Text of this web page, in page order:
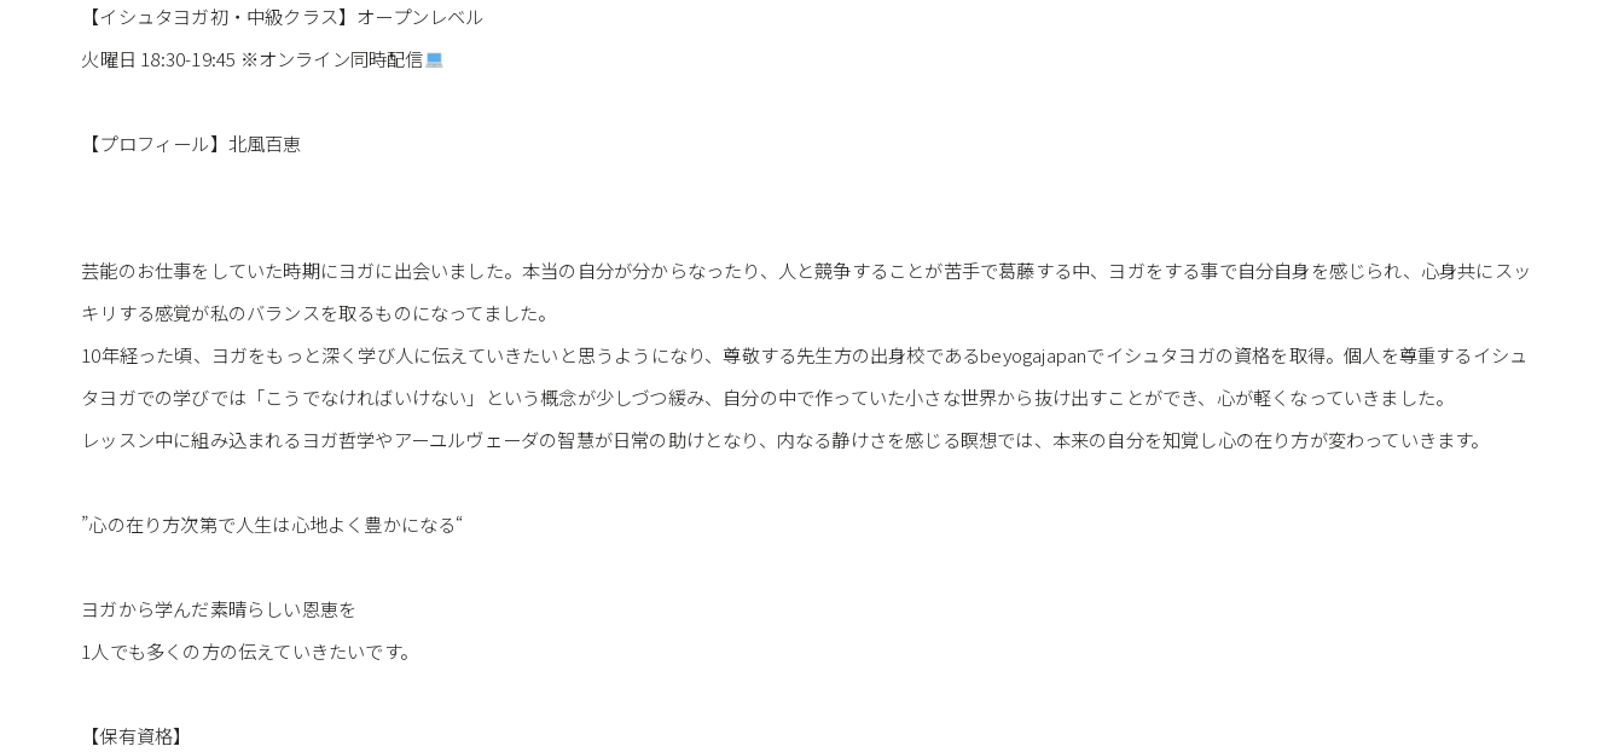
【イシュタヨガ初・中級クラス】オープンレベル
⁡火曜日 18:30-19:45 ※オンライン同時配信
【プロフィール】北風百恵
芸能のお仕事をしていた時期にヨガに出会いました。本当の自分が分からなったり、人と競争することが苦手で葛藤する中、ヨガをする事で自分自身を感じられ、心身共にスッ
キリする感覚が私のバランスを取るものになってました。
10年経った頃、ヨガをもっと深く学び人に伝えていきたいと思うようになり、尊敬する先生方の出身校であるbeyogajapanでイシュタヨガの資格を取得。個人を尊重するイシュ
タヨガでの学びでは「こうでなければいけない」という概念が少しづつ緩み、自分の中で作っていた小さな世界から抜け出すことができ、心が軽くなっていきました。
レッスン中に組み込まれるヨガ哲学やアーユルヴェーダの智慧が日常の助けとなり、内なる静けさを感じる瞑想では、本来の自分を知覚し心の在り方が変わっていきます。
”心の在り方次第で人生は心地よく豊かになる“
ヨガから学んだ素晴らしい恩恵を
1人でも多くの方の伝えていきたいです。
【保有資格】